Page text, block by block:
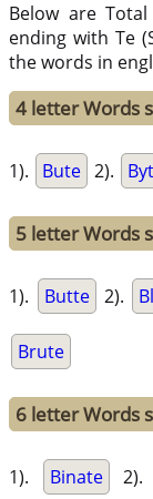
Below are
ending with Te
the words in
4 letter Words
1). Bute 2).
5 letter Words
1). Butte 2).
Brute
6 letter Words
1). Binate 2).